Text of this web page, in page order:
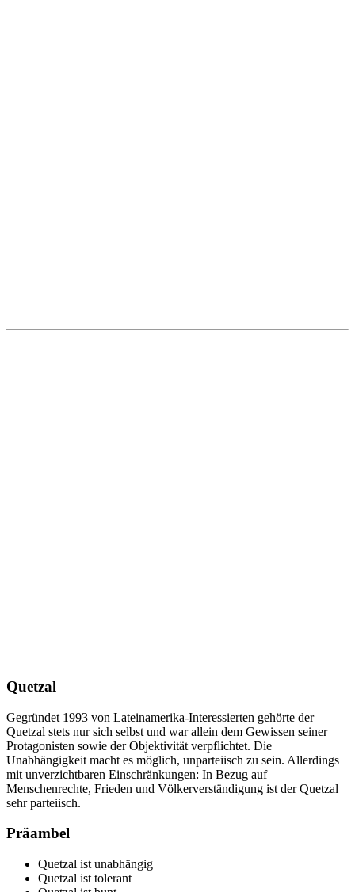
Quetzal
Gegründet 1993 von Lateinamerika-Interessierten gehörte der
Quetzal stets nur sich selbst und war allein dem Gewissen seiner
Protagonisten sowie der Objektivität verpflichtet. Die
Unabhängigkeit macht es möglich, unparteiisch zu sein. Allerdings
mit unverzichtbaren Einschränkungen: In Bezug auf
Menschenrechte, Frieden und Völkerverständigung ist der Quetzal
sehr parteiisch.
Präambel
Quetzal ist unabhängig
Quetzal ist tolerant